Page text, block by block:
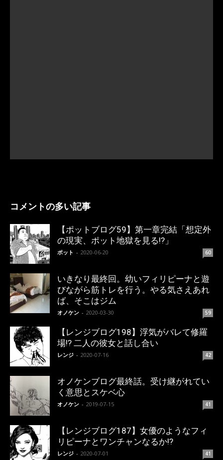
コメントの多い記事
【ポットブログ59】第一章完結「想定外
の現実、ポット地獄を見る!?」
ポット - 2020-06-20 60
いきなり最終回。幼いフィリピーナと遊
びながら筋トレを行う。やる気さえあれ
ば、そこはジム
オノケン - 2020-03-30 59
【レンジブログ198】浮気がバレて修羅
場!? 二人の彼女と話し合い
レンジ - 2020-07-16 42
オノケンブログ最終話。受け継がれてい
く意思とスケベ心
オノケン - 2019-07-15 41
【レンジブログ187】女優のようなフィ
リピーナとワンチャンなるか!?
レンジ - 2020-07-01 41